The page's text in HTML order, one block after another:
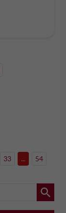
33 ... 54